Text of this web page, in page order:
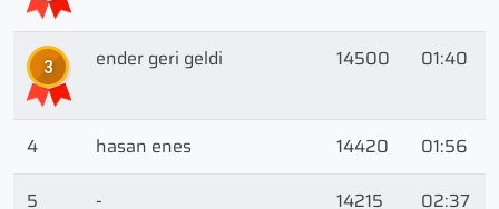
3 ender geri geldi 14500 01:40
4 hasan enes 14420
01:56
5
- 14215
02:37